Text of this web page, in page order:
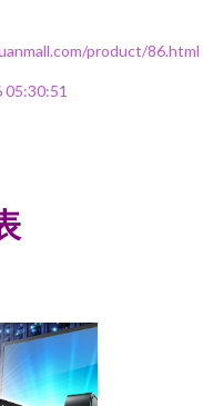
product/86.html